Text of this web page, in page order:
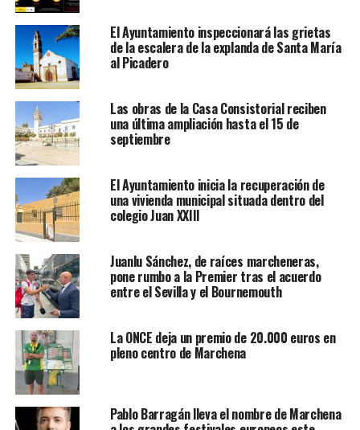
El Ayuntamiento inspeccionará las grietas
de la escalera de la explanda de Santa María
al Picadero
Las obras de la Casa Consistorial reciben
una última ampliación hasta el 15 de
septiembre
El Ayuntamiento inicia la recuperación de
una vivienda municipal situada dentro del
colegio Juan XXIII
Juanlu Sánchez, de raíces marcheneras,
pone rumbo a la Premier tras el acuerdo
entre el Sevilla y el Bournemouth
La ONCE deja un premio de 20.000 euros en
pleno centro de Marchena
Pablo Barragán lleva el nombre de Marchena